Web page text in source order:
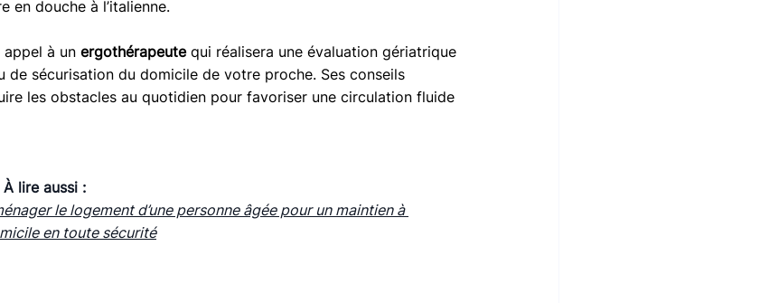
en douche à l’italienne.
à un ergothérapeute qui réalisera une évaluation gériatrique
de sécurisation du domicile de votre proche. Ses conseils
les obstacles au quotidien pour favoriser une circulation fluide
lire aussi :
le logement d’une personne âgée pour un maintien à
en toute sécurité